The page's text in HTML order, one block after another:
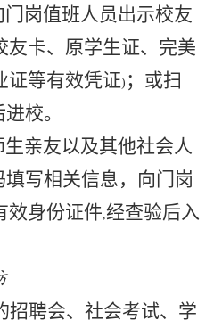
岗值班人员出示校友
友卡、原学生证、完美
证等有效凭证) ；或扫
校。
亲友以及其他社会人
填写相关信息，向门岗
效身份证件,经查验后入
招聘会、社会考试、学